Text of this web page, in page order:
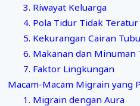
3. Riwayat Keluarga
4. Pola Tidur Tidak Teratur
5. Kekurangan Cairan
6. Makanan dan
7. Faktor Lingkungan
Macam-Macam Migrain yang
1. Migrain dengan Aura